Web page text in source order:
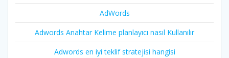
AdWords
Adwords Anahtar Kelime planlayıcı nasıl Kullanılır
Adwords en iyi teklif stratejisi hangisi